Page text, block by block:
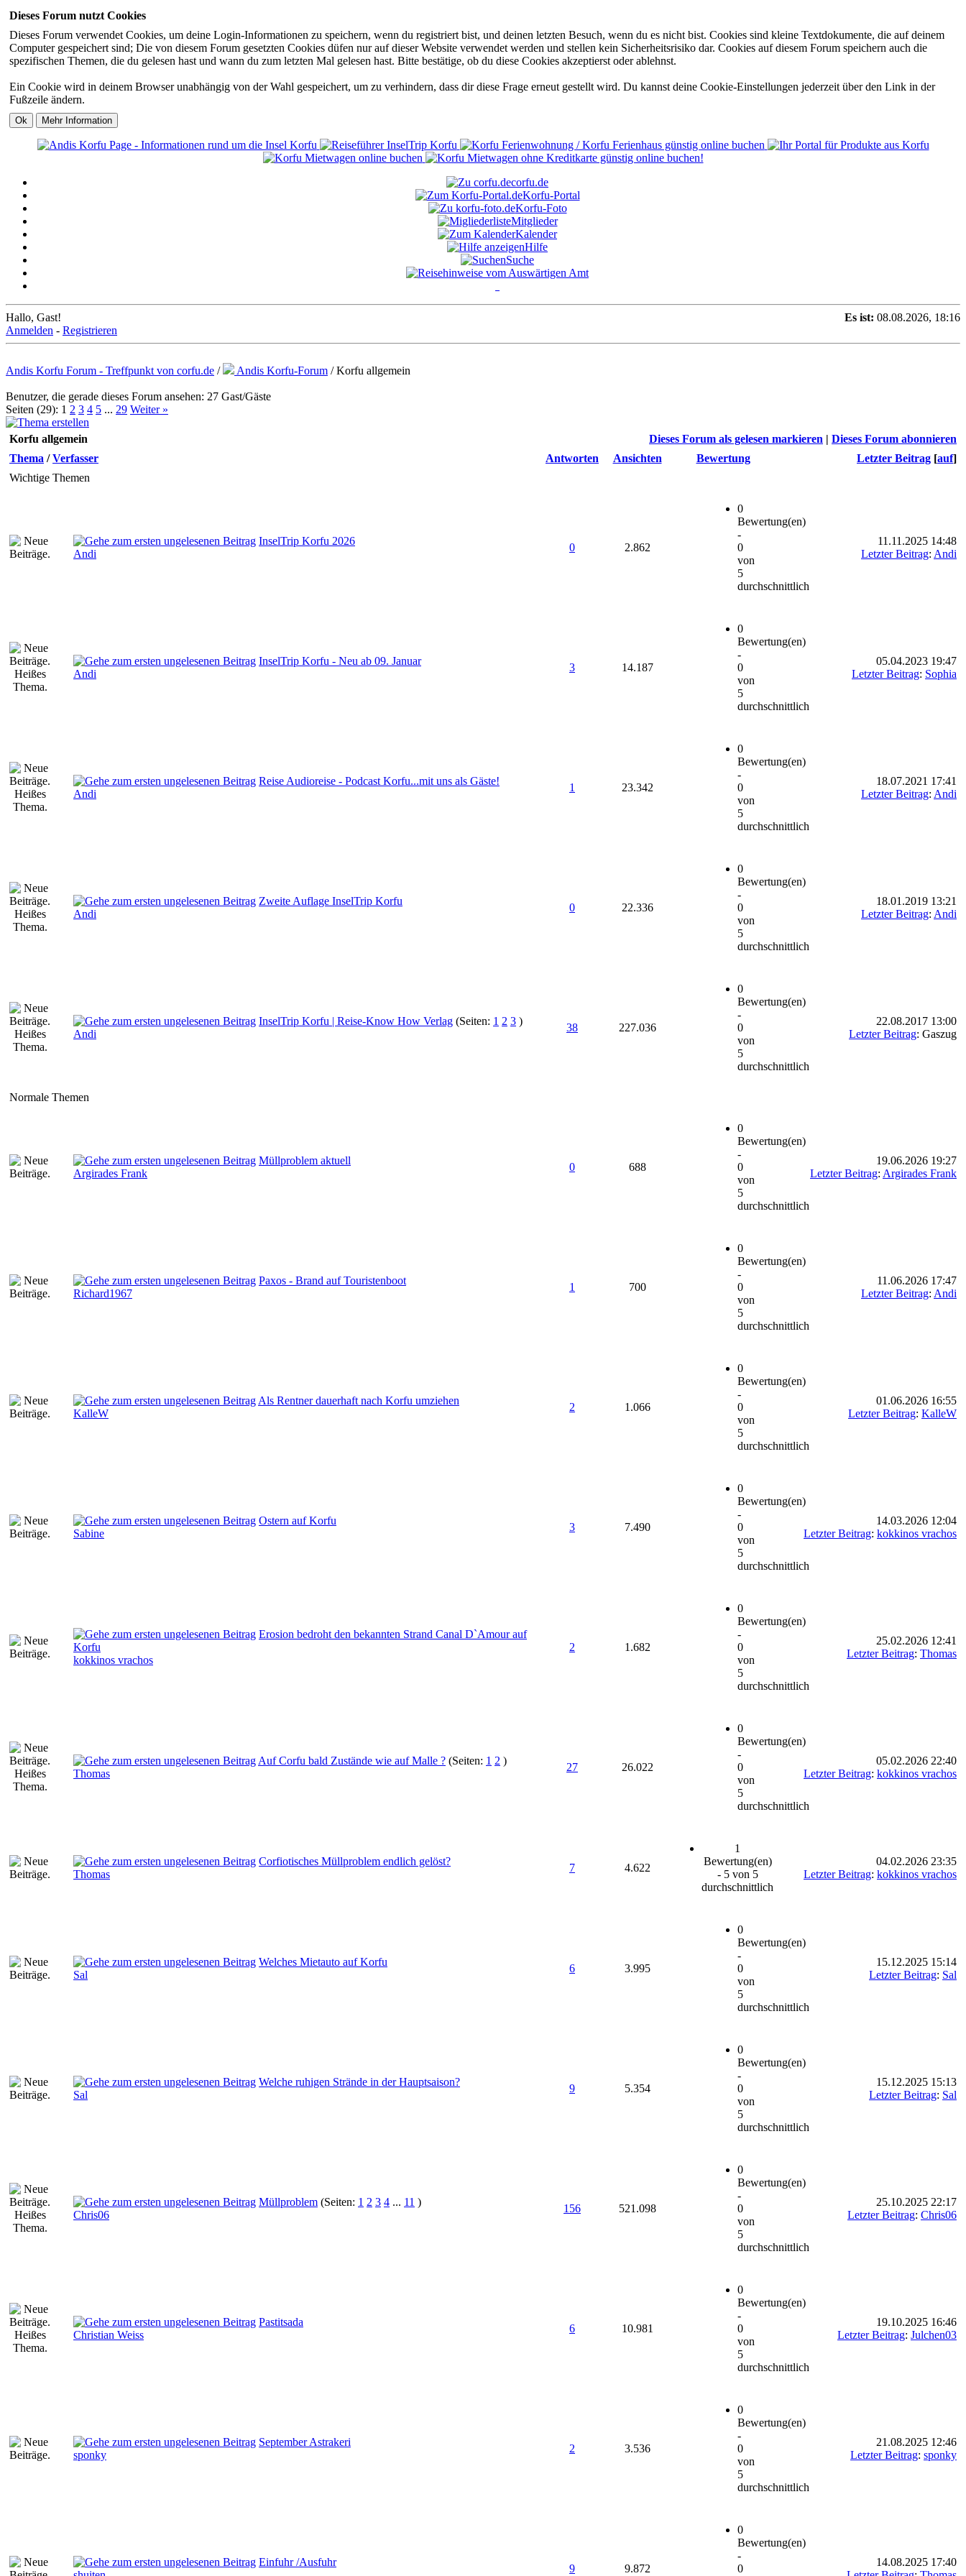
Dieses Forum nutzt Cookies
Dieses Forum verwendet Cookies, um deine Login-Informationen zu speichern, wenn du registriert bist, und deinen letzten Besuch, wenn du es nicht bist. Cookies sind kleine Textdokumente, die auf deinem
Computer gespeichert sind; Die von diesem Forum gesetzten Cookies düfen nur auf dieser Website verwendet werden und stellen kein Sicherheitsrisiko dar. Cookies auf diesem Forum speichern auch die
spezifischen Themen, die du gelesen hast und wann du zum letzten Mal gelesen hast. Bitte bestätige, ob du diese Cookies akzeptierst oder ablehnst.
Ein Cookie wird in deinem Browser unabhängig von der Wahl gespeichert, um zu verhindern, dass dir diese Frage erneut gestellt wird. Du kannst deine Cookie-Einstellungen jederzeit über den Link in der
Fußzeile ändern.
corfu.de
Korfu-Portal
Korfu-Foto
Mitglieder
Kalender
Hilfe
Suche
Es ist: 08.08.2026, 18:16
Hallo, Gast!
Anmelden - Registrieren
Andis Korfu Forum - Treffpunkt von corfu.de / Andis Korfu-Forum /Korfu allgemein
Benutzer, die gerade dieses Forum ansehen: 27 Gast/Gäste
Seiten (29): 1 2 3 4 5 ... 29 Weiter »
Dieses Forum als gelesen markieren | Dieses Forum abonnieren
Korfu allgemein
Thema /Verfasser Antworten Ansichten Bewertung Letzter Beitrag [auf]
Wichtige Themen
InselTrip Korfu 2026
Andi
0 2.862
0
Bewertung(en)
-
0
von
5
durchschnittlich
11.11.2025 14:48
Letzter Beitrag: Andi
InselTrip Korfu - Neu ab 09. Januar
Andi
3 14.187
0
Bewertung(en)
-
0
von
5
durchschnittlich
05.04.2023 19:47
Letzter Beitrag: Sophia
Reise Audioreise - Podcast Korfu...mit uns als Gäste!
Andi
1 23.342
0
Bewertung(en)
-
0
von
5
durchschnittlich
18.07.2021 17:41
Letzter Beitrag: Andi
Zweite Auflage InselTrip Korfu
Andi
0 22.336
0
Bewertung(en)
-
0
von
5
durchschnittlich
18.01.2019 13:21
Letzter Beitrag: Andi
InselTrip Korfu | Reise-Know How Verlag (Seiten: 1 2 3 )
Andi
38 227.036
0
Bewertung(en)
-
0
von
5
durchschnittlich
22.08.2017 13:00
Letzter Beitrag: Gaszug
Normale Themen
Müllproblem aktuell
Argirades Frank
0 688
0
Bewertung(en)
-
0
von
5
durchschnittlich
19.06.2026 19:27
Letzter Beitrag: Argirades Frank
Paxos - Brand auf Touristenboot
Richard1967
1 700
0
Bewertung(en)
-
0
von
5
durchschnittlich
11.06.2026 17:47
Letzter Beitrag: Andi
Als Rentner dauerhaft nach Korfu umziehen
KalleW
2 1.066
0
Bewertung(en)
-
0
von
5
durchschnittlich
01.06.2026 16:55
Letzter Beitrag: KalleW
Ostern auf Korfu
Sabine
3 7.490
0
Bewertung(en)
-
0
von
5
durchschnittlich
14.03.2026 12:04
Letzter Beitrag: kokkinos vrachos
Erosion bedroht den bekannten Strand Canal D`Amour auf
Korfu
kokkinos vrachos
2 1.682
0
Bewertung(en)
-
0
von
5
durchschnittlich
25.02.2026 12:41
Letzter Beitrag: Thomas
Auf Corfu bald Zustände wie auf Malle ? (Seiten: 1 2 )
Thomas
27 26.022
0
Bewertung(en)
-
0
von
5
durchschnittlich
05.02.2026 22:40
Letzter Beitrag: kokkinos vrachos
Corfiotisches Müllproblem endlich gelöst?
Thomas
7 4.622
1
Bewertung(en)
- 5 von 5
durchschnittlich
04.02.2026 23:35
Letzter Beitrag: kokkinos vrachos
Welches Mietauto auf Korfu
Sal
6 3.995
0
Bewertung(en)
-
0
von
5
durchschnittlich
15.12.2025 15:14
Letzter Beitrag: Sal
Welche ruhigen Strände in der Hauptsaison?
Sal
9 5.354
0
Bewertung(en)
-
0
von
5
durchschnittlich
15.12.2025 15:13
Letzter Beitrag: Sal
Müllproblem (Seiten: 1 2 3 4 ... 11 )
Chris06
156 521.098
0
Bewertung(en)
-
0
von
5
durchschnittlich
25.10.2025 22:17
Letzter Beitrag: Chris06
Pastitsada
Christian Weiss
6 10.981
0
Bewertung(en)
-
0
von
5
durchschnittlich
19.10.2025 16:46
Letzter Beitrag: Julchen03
September Astrakeri
sponky
2 3.536
0
Bewertung(en)
-
0
von
5
durchschnittlich
21.08.2025 12:46
Letzter Beitrag: sponky
Einfuhr /Ausfuhr
9 9.872
0
Bewertung(en)
-
0
14.08.2025 17:40